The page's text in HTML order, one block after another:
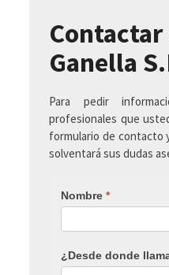
Ganella
Para pedir
profesionales que
formulario de contacto
solventará sus dudas
Nombre*
¿Desde donde